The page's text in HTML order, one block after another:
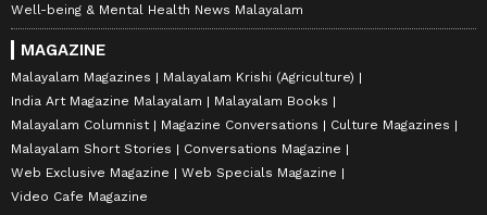
Well-being & Mental Health News Malayalam
MAGAZINE
Malayalam Magazines
Malayalam Krishi (Agriculture)
India Art Magazine Malayalam
Malayalam Books
Malayalam Columnist
Magazine Conversations
Culture Magazines
Malayalam Short Stories
Conversations Magazine
Web Exclusive Magazine
Web Specials Magazine
Video Cafe Magazine